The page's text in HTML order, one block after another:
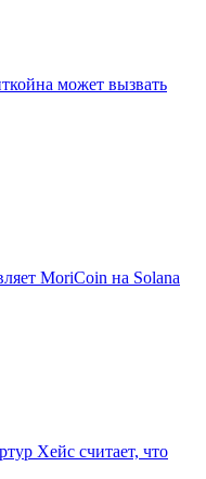
может вызвать
MoriCoin на Solana
Хейс считает, что